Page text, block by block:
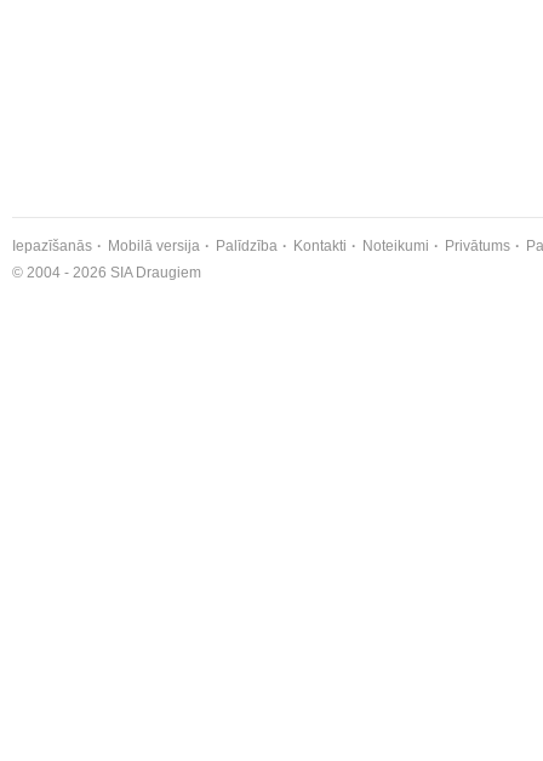
Iepazīšanās Mobilā versija Palīdzība Kontakti Noteikumi Privātums
© 2004 - 2026 SIA Draugiem